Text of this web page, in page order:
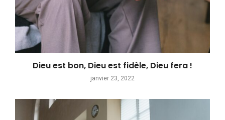
Dieu est bon, Dieu est fidèle, Dieu fera !
janvier 23, 2022